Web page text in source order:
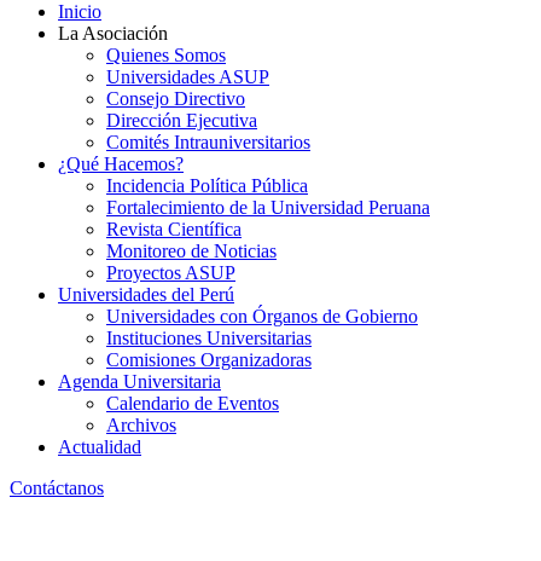
Inicio
La Asociación
Quienes Somos
Universidades ASUP
Consejo Directivo
Dirección Ejecutiva
Comités Intrauniversitarios
¿Qué Hacemos?
Incidencia Política Pública
Fortalecimiento de la Universidad Peruana
Revista Científica
Monitoreo de Noticias
Proyectos ASUP
Universidades del Perú
Universidades con Órganos de Gobierno
Instituciones Universitarias
Comisiones Organizadoras
Agenda Universitaria
Calendario de Eventos
Archivos
Actualidad
Contáctanos